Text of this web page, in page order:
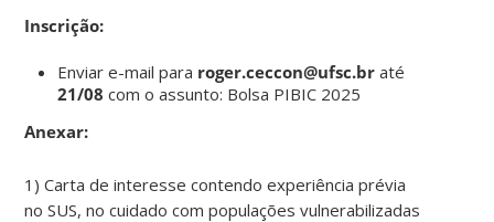
Inscrição:
Enviar e-mail para roger.ceccon@ufsc.br até
21/08 com o assunto: Bolsa PIBIC 2025
Anexar:
1) Carta de interesse contendo experiência prévia
no SUS, no cuidado com populações vulnerabilizadas